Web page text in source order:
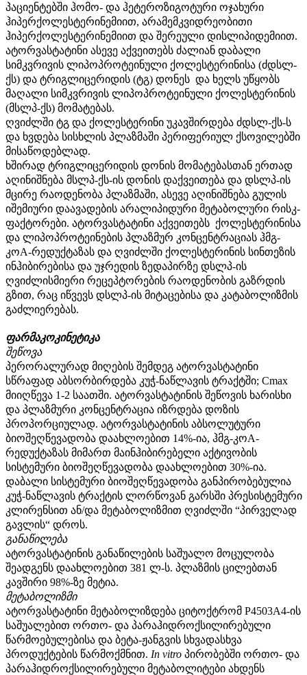
პაციენტებში ჰომო- და ჰეტეროზიგოტური ოჯახური
ჰიპერქოლესტერინემიით, არამემკვიდრეობითი
ჰიპერქოლესტერინემიით და შერეული დისლიპიდემიით.
ატორვასტატინი ასევე აქვეითებს ძალიან დაბალი
სიმკვრივის ლიპოპროტეინული ქოლესტერინისა (ძდსლ-
ქს) და ტრიგლიცერიდის (ტგ) დონეს და ხელს უწყობს
მაღალი სიმკვრივის ლიპოპროტეინული ქოლესტერინის
(მსლპ-ქს) მომატებას.
ღვიძლში ტგ და ქოლესტერინი უკავშირდება ძდსლ-ქს-ს
და ხვდება სისხლის პლაზმაში პერიფერიულ ქსოვილებში
მისაწოდებლად.
ხშირად ტრიგლიცერიდის დონის მომატებასთან ერთად
აღინიშნება მსლპ-ქს-ის დონის დაქვეითება და დსლპ-ის
მცირე რაოდენობა პლაზმაში, ასევე აღინიშნება გულის
იშემიური დაავადების არალიპიდური მეტაბოლური რისკ-
ფაქტორები. ატორვასტატინი აქვეითებს ქოლესტერინისა
და ლიპოპროტეინების პლაზმურ კონცენტრაციას ჰმგ-
კოА-რედუქტაზას და ღვიძლში ქოლესტერინის სინთეზის
ინჰიბირებისა და უჯრედის ზედაპირზე დსლპ-ის
ღვიძლისმიერი რეცეპტორების რაოდენობის გაზრდის
გზით, რაც იწვევს დსლპ-ის მიტაცებისა და კატაბოლიზმის
გაძლიერებას.
ფარმაკოკინეტიკა
შეწოვა
პერორალურად მიღების შემდეგ ატორვასტატინი
სწრაფად აბსორბირდება კუჭ-ნაწლავის ტრაქტში; Сmax
მიიღწევა 1-2 საათში. ატორვასტატინის შეწოვის ხარისხი
და პლაზმური კონცენტრაცია იზრდება დოზის
პროპორციულად. ატორვასტატინის აბსოლუტური
ბიოშეღწევადობა დაახლოებით 14%-ია, ჰმგ-კოА-
რედუქტაზას მიმართ მაინჰიბირებელი აქტივობის
სისტემური ბიოშეღწევადობა დაახლოებით 30%-ია.
დაბალი სისტემური ბიოშეღწევადობა განპირობებულია
კუჭ-ნაწლავის ტრაქტის ლორწოვან გარსში პრესისტემური
კლირენსით ან/და მეტაბოლიზმით ღვიძლში “პირველად
გავლის“ დროს.
განაწილება
ატორვასტატინის განაწილების საშუალო მოცულობა
შეადგენს დაახლოებით 381 ლ-ს. პლაზმის ცილებთან
კავშირი 98%-ზე მეტია.
მეტაბოლიზმი
ატორვასტატინი მეტაბოლიზდება ციტოქტრომ P4503A4-ის
საშუალებით ორთო- და პარაჰიდროქსილირებული
წარმოებულებისა და ბეტა-ჟანგვის სხვადასხვა
პროდუქტების წარმოქმნით. In vitro პირობებში ორთო- და
პარაჰიდროქსილირებული მეტაბოლიტები ახდენს